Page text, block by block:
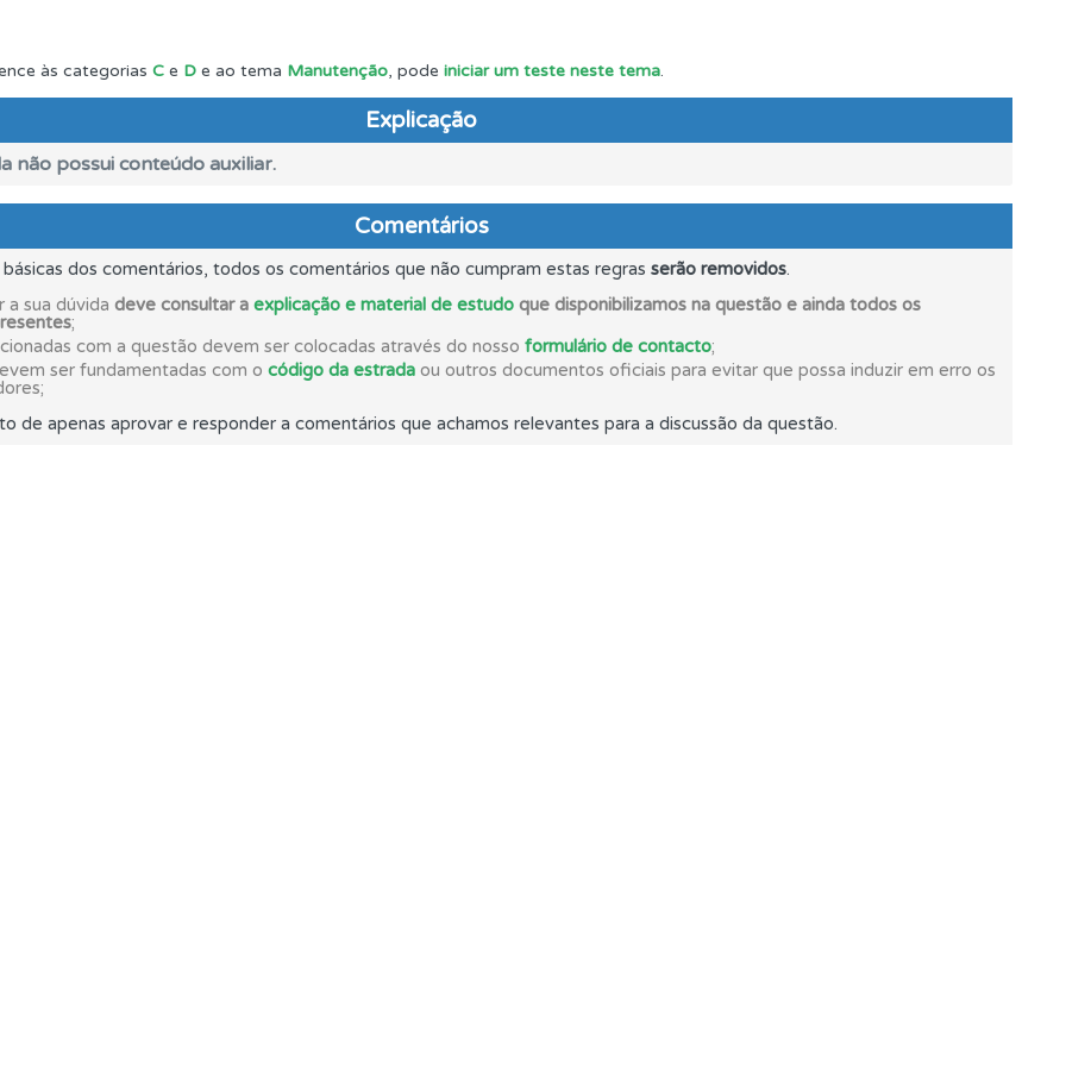
de teclado para responder aos testes mais rapidamente.
aqui todas as questões que usamos na plataforma.
código da estrada na nossa biblioteca.
se tiver dúvidas relacionadas com a plataforma.
às categorias C e D e ao tema Manutenção, pode iniciar um teste neste tema.
Explicação
não possui conteúdo auxiliar.
Comentários
básicas dos comentários, todos os comentários que não cumpram estas regras serão removidos.
a sua dúvida deve consultar a explicação e material de estudo que disponibilizamos na questão e ainda todos os
;
com a questão devem ser colocadas através do nosso formulário de contacto;
ser fundamentadas com o código da estrada ou outros documentos oficiais para evitar que possa induzir em erro os
de apenas aprovar e responder a comentários que achamos relevantes para a discussão da questão.